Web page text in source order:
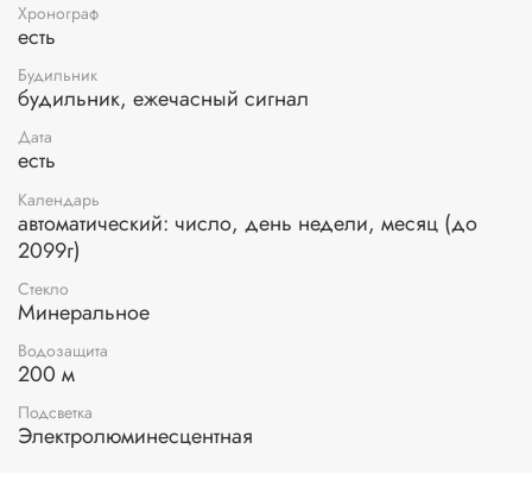
Хронограф
есть
Будильник
будильник, ежечасный сигнал
Дата
есть
Календарь
автоматический: число, день недели, месяц (до
2099г)
Стекло
Минеральное
Водозащита
200 м
Подсветка
Электролюминесцентная